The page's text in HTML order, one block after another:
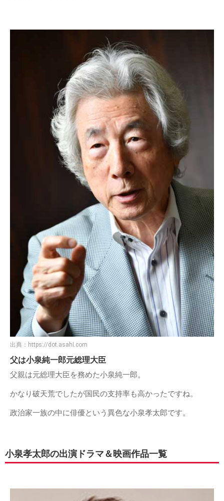
出典： https://dot.asahi.com
父は小泉純一郎元総理大臣
父親は元総理大臣を務めた小泉純一郎。
かなり破天荒でしたが国民の支持率も高かったですね。
政治家一族の中に俳優という異色な小泉孝太郎です。
小泉孝太郎の出演ドラマ＆映画作品一覧